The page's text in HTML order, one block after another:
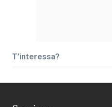
T’interessa?